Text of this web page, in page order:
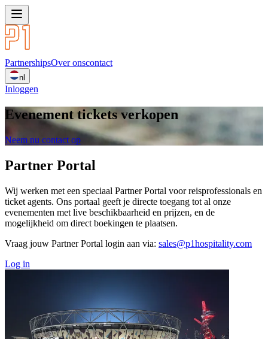
PartnershipsOver onscontact
nl
Inloggen
Evenement tickets verkopen
Neem nu contact op
Partner Portal
Wij werken met een speciaal Partner Portal voor reisprofessionals en
ticket agents. Ons portaal geeft je directe toegang tot al onze
evenementen met live beschikbaarheid en prijzen, en de
mogelijkheid om direct boekingen te plaatsen.
Vraag jouw Partner Portal login aan via: sales@p1hospitality.com
Log in